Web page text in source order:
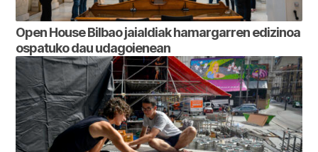
Open House Bilbao jaialdiak hamargarren edizinoa
ospatuko dau udagoienean